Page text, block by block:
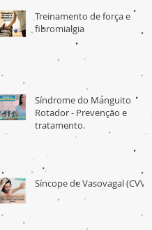
Treinamento de força e
fibromialgia
Síndrome do Manguito
Rotador - Prevenção e
tratamento.
Síncope de Vasovagal (CVV)